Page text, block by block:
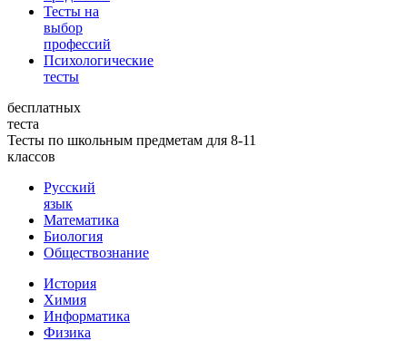
Тесты на
выбор
профессий
Психологические
тесты
бесплатных
теста
Тесты по школьным предметам для 8-11
классов
Русский
язык
Математика
Биология
Обществознание
История
Химия
Информатика
Физика